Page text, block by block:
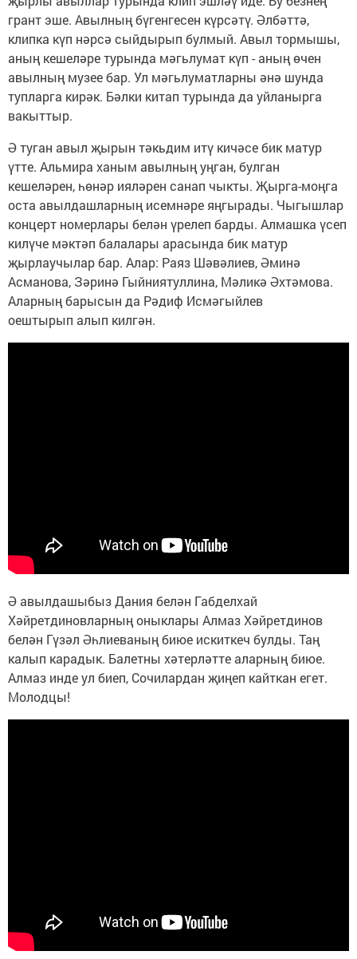
грант эше. Авылның бүгенгесен күрсәтү. Әлбәттә,
клипка күп нәрсә сыйдырып булмый. Авыл тормышы,
аның кешеләре турында мәгьлумат күп - аның өчен
авылның музее бар. Ул мәгьлуматларны әнә шунда
тупларга кирәк. Бәлки китап турында да уйланырга
вакыттыр.
Ә туган авыл җырын тәкьдим итү кичәсе бик матур
үтте. Альмира ханым авылның уңган, булган
кешеләрен, һөнәр ияләрен санап чыкты. Җырга-моңга
оста авылдашларның исемнәре яңгырады. Чыгышлар
концерт номерлары белән үрелеп барды. Алмашка үсеп
килүче мәктәп балалары арасында бик матур
җырлаучылар бар. Алар: Раяз Шәвәлиев, Әминә
Асманова, Зәринә Гыйниятуллина, Мәликә Әхтәмова.
Аларның барысын да Рәдиф Исмәгыйлев
оештырып алып килгән.
Ә авылдашыбыз Дания белән Габделхай
Хәйретдиновларның оныклары Алмаз Хәйретдинов
белән Гүзәл Әһлиеваның биюе искиткеч булды. Таң
калып карадык. Балетны хәтерләтте аларның биюе.
Алмаз инде ул биеп, Сочилардан җиңеп кайткан егет.
Молодцы!